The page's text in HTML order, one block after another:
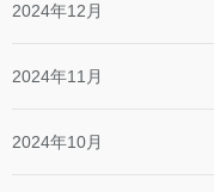
2024年12月
2024年11月
2024年10月